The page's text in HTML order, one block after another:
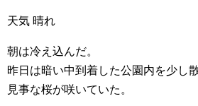
天気 晴れ
朝は冷え込んだ。
昨日は暗い中到着した公園内を少し散
見事な桜が咲いていた。